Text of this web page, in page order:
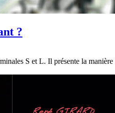
?
S et L. Il présente la manière